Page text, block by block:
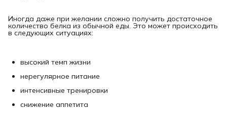
Иногда даже при желании сложно получить достаточное
количество белка из обычной еды. Это может происходить
в следующих ситуациях:
высокий темп жизни
нерегулярное питание
интенсивные тренировки
снижение аппетита